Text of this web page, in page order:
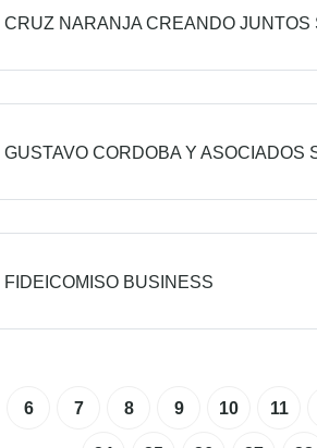
CRUZ NARANJA CREANDO JUNTOS
GUSTAVO CORDOBA Y ASOCIADOS
FIDEICOMISO BUSINESS
6 7 8 9 10 11